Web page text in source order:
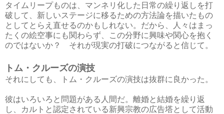
タイムリープものは、マンネリ化した日常の繰り返しを打
破して、新しいステージに移るための方法論を描いたもの
としてとらえ直せるのかもしれない。だから、人々はまっ
たくの絵空事にも関わらず、この分野に興味や関心を抱く
のではないか？ それが現実の打破につながると信じて。
トム・クルーズの演技
それにしても、トム・クルーズの演技は抜群に良かった。
彼はいろいろと問題がある人間だ。離婚と結婚を繰り返
し、カルトと認定されている新興宗教の広告塔として活動